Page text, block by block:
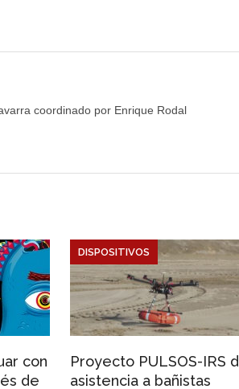
coordinado por Enrique Rodal
con
de
Proyecto PULSOS-IRS
asistencia a bañistas
DISPOSITIVOS